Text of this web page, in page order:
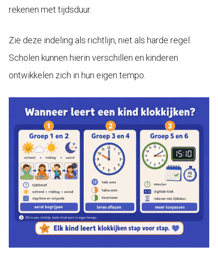
rekenen met tijdsduur.
Zie deze indeling als richtlijn, niet als harde regel.
Scholen kunnen hierin verschillen en kinderen
ontwikkelen zich in hun eigen tempo.